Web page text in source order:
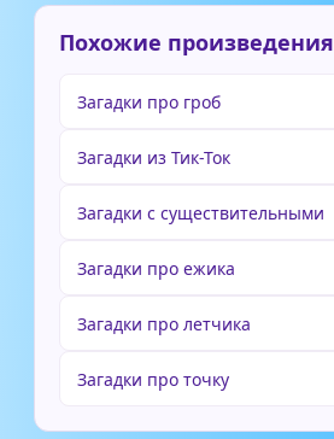
Похожие произведения
Загадки про гроб
Загадки из Тик-Ток
Загадки с существительными
Загадки про ежика
Загадки про летчика
Загадки про точку